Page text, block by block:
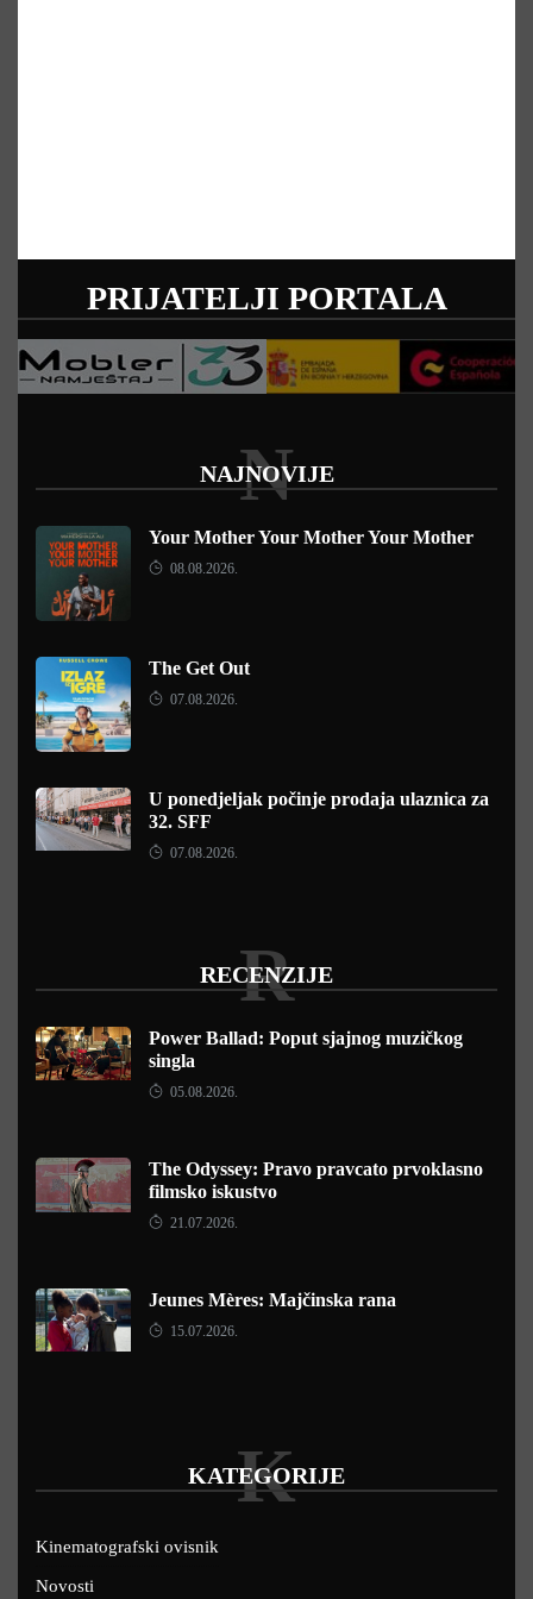
PRIJATELJI PORTALA
NAJNOVIJE
N
Your Mother Your Mother Your Mother
08.08.2026.
The Get Out
07.08.2026.
U ponedjeljak počinje prodaja ulaznica za
32. SFF
07.08.2026.
RECENZIJE
R
Power Ballad: Poput sjajnog muzičkog
singla
05.08.2026.
The Odyssey: Pravo pravcato prvoklasno
filmsko iskustvo
21.07.2026.
Jeunes Mères: Majčinska rana
15.07.2026.
KATEGORIJE
K
Kinematografski ovisnik
Novosti